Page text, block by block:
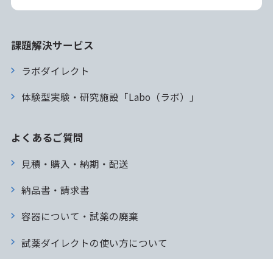
課題解決サービス
ラボダイレクト
体験型実験・研究施設「Labo（ラボ）」
よくあるご質問
見積・購入・納期・配送
納品書・請求書
容器について・試薬の廃棄
試薬ダイレクトの使い方について